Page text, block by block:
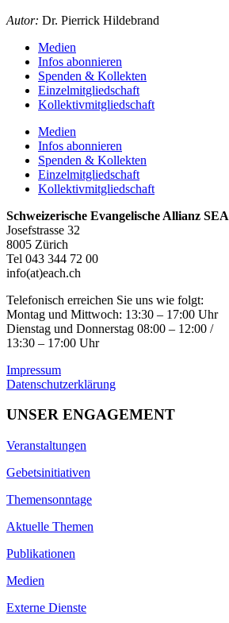
Autor: Dr. Pierrick Hildebrand
Medien
Infos abonnieren
Spenden & Kollekten
Einzelmitgliedschaft
Kollektivmitgliedschaft
Medien
Infos abonnieren
Spenden & Kollekten
Einzelmitgliedschaft
Kollektivmitgliedschaft
Schweizerische Evangelische Allianz SEA
Josefstrasse 32
8005 Zürich
Tel 043 344 72 00
info(at)each.ch
Telefonisch erreichen Sie uns wie folgt:
Montag und Mittwoch: 13:30 – 17:00 Uhr
Dienstag und Donnerstag 08:00 – 12:00 /
13:30 – 17:00 Uhr
Impressum
Datenschutzerklärung
UNSER ENGAGEMENT
Veranstaltungen
Gebetsinitiativen
Themensonntage
Aktuelle Themen
Publikationen
Medien
Externe Dienste